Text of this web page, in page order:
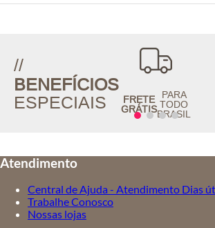
//
BENEFÍCIOS
ESPECIAIS
FRETE
GRÁTIS
PARA
TODO
BRASIL
Atendimento
Central de Ajuda - Atendimento Dias
Trabalhe Conosco
Nossas lojas